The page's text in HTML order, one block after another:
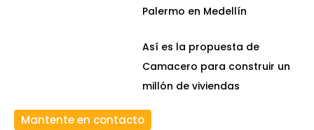
Palermo en Medellín
Así es la propuesta de
Camacero para construir un
millón de viviendas
Mantente en contacto